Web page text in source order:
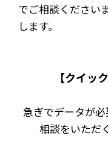
でご相談ください
します。
【クイッ
急ぎでデータが
相談をいただ